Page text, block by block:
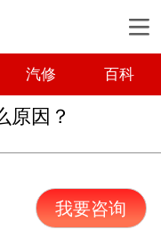
汽修 百科
原因？
我要咨询